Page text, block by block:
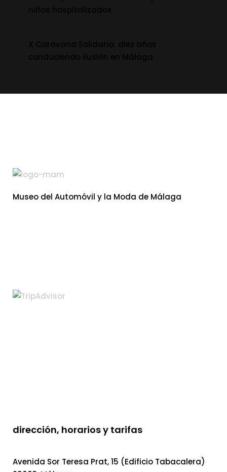
Museo del Automóvil y la Moda de Málaga
dirección, horarios y tarifas
Avenida Sor Teresa Prat, 15 (Edificio Tabacalera)